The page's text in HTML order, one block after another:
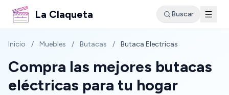
La Claqueta Buscar
Inicio / Muebles / Butacas / Butaca Electricas
Compra las mejores butacas
eléctricas para tu hogar